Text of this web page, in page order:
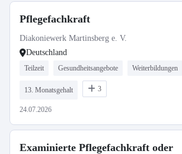
Pflegefachkraft
Diakoniewerk Martinsberg e. V.
Deutschland
Teilzeit Gesundheitsangebote Weiterbildungen
13. Monatsgehalt 3
24.07.2026
Examinierte Pflegefachkraft oder